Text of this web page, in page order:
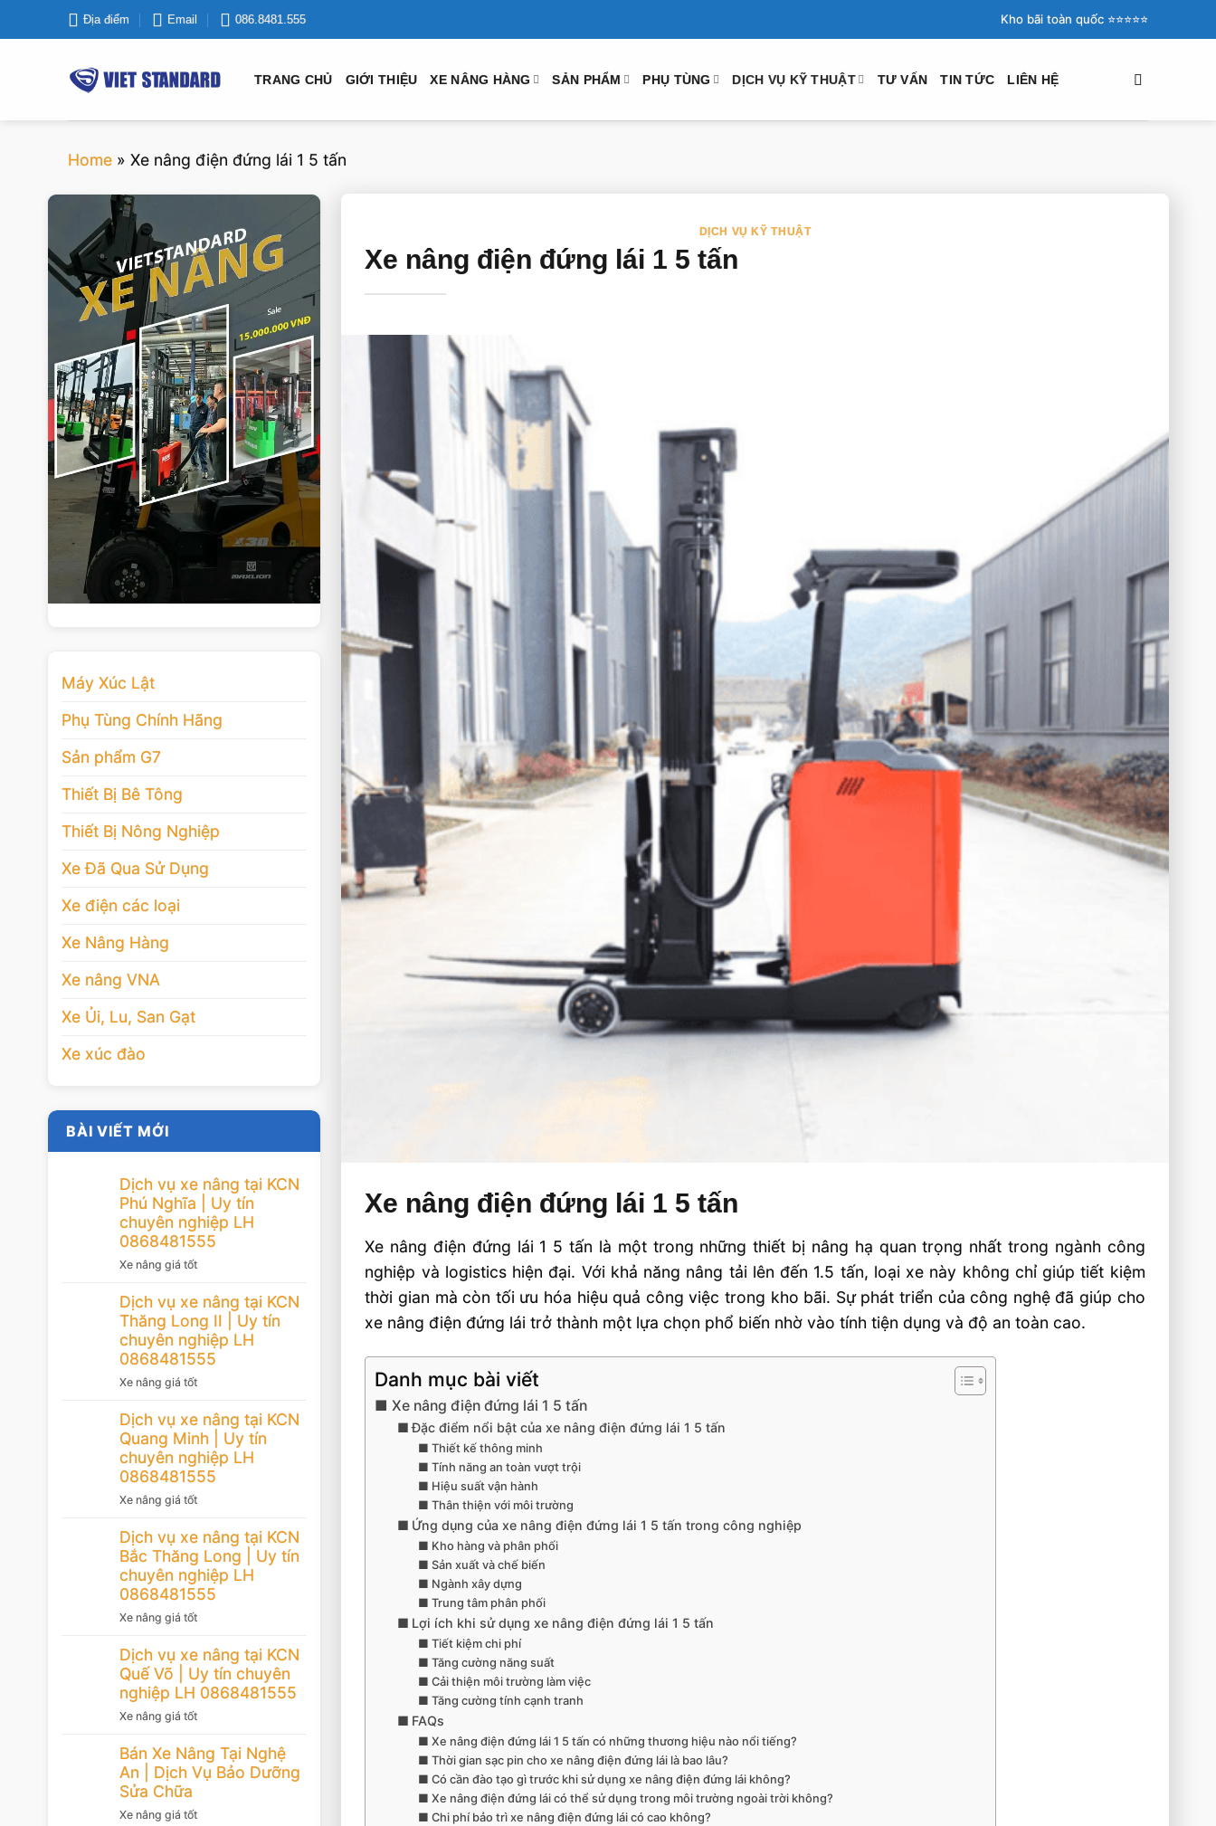
qua
Địa điểm Email 086.8481.555 Kho bãi toàn quốc ⭐️⭐️⭐️⭐️⭐️
TRANG CHỦ GIỚI THIỆU XE NÂNG HÀNG SẢN PHẨM PHỤ TÙNG DỊCH VỤ KỸ THUẬT TƯ VẤN TIN TỨC LIÊN HỆ
Home » Xe nâng điện đứng lái 1 5 tấn
VIETSTANDARD VIỆT NAM
Xe-nang
Máy Xúc Lật
Phụ Tùng Chính Hãng
Sản phẩm G7
Thiết Bị Bê Tông
Thiết Bị Nông Nghiệp
Xe Đã Qua Sử Dụng
Xe điện các loại
Xe Nâng Hàng
Xe nâng VNA
Xe Ủi, Lu, San Gạt
Xe xúc đào
BÀI VIẾT MỚI
Dịch vụ xe nâng tại KCN
Phú Nghĩa | Uy tín
chuyên nghiệp LH
0868481555
Xe nâng giá tốt
Dịch vụ xe nâng tại KCN
Thăng Long II | Uy tín
chuyên nghiệp LH
0868481555
Xe nâng giá tốt
Dịch vụ xe nâng tại KCN
Quang Minh | Uy tín
chuyên nghiệp LH
0868481555
Xe nâng giá tốt
Dịch vụ xe nâng tại KCN
Bắc Thăng Long | Uy tín
chuyên nghiệp LH
0868481555
Xe nâng giá tốt
Dịch vụ xe nâng tại KCN
Quế Võ | Uy tín chuyên
nghiệp LH 0868481555
Xe nâng giá tốt
Bán Xe Nâng Tại Nghệ
An | Dịch Vụ Bảo Dưỡng
Sửa Chữa
Xe nâng giá tốt
DỊCH VỤ KỸ THUẬT
Xe nâng điện đứng lái 1 5 tấn
Xe nâng điện đứng lái 1 5 tấn
Xe nâng điện đứng lái 1 5 tấn là một trong những thiết bị nâng hạ quan trọng nhất trong ngành công
nghiệp và logistics hiện đại. Với khả năng nâng tải lên đến 1.5 tấn, loại xe này không chỉ giúp tiết kiệm
thời gian mà còn tối ưu hóa hiệu quả công việc trong kho bãi. Sự phát triển của công nghệ đã giúp cho
xe nâng điện đứng lái trở thành một lựa chọn phổ biến nhờ vào tính tiện dụng và độ an toàn cao.
Danh mục bài viết
Xe nâng điện đứng lái 1 5 tấn
Đặc điểm nổi bật của xe nâng điện đứng lái 1 5 tấn
Thiết kế thông minh
Tính năng an toàn vượt trội
Hiệu suất vận hành
Thân thiện với môi trường
Ứng dụng của xe nâng điện đứng lái 1 5 tấn trong công nghiệp
Kho hàng và phân phối
Sản xuất và chế biến
Ngành xây dựng
Trung tâm phân phối
Lợi ích khi sử dụng xe nâng điện đứng lái 1 5 tấn
Tiết kiệm chi phí
Tăng cường năng suất
Cải thiện môi trường làm việc
Tăng cường tính cạnh tranh
FAQs
Xe nâng điện đứng lái 1 5 tấn có những thương hiệu nào nổi tiếng?
Thời gian sạc pin cho xe nâng điện đứng lái là bao lâu?
Có cần đào tạo gì trước khi sử dụng xe nâng điện đứng lái không?
Xe nâng điện đứng lái có thể sử dụng trong môi trường ngoài trời không?
Chi phí bảo trì xe nâng điện đứng lái có cao không?